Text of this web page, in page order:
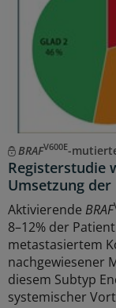
BRAFV600E-
Registerstudie
Umsetzung
Aktivierende BRAF
8–12% der
metastasiertem
nachgewiesener
diesem Subtyp
systemischer